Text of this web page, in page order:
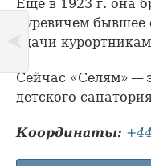
Еще в 1923 г. она
Гуревичем бывшее
сдачи
Сейчас «Селям» —
детского
Координаты: